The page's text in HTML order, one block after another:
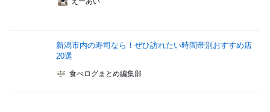
新潟市内の寿司なら！ぜひ訪れたい時間帯別おすすめ店
20選
食べログまとめ編集部